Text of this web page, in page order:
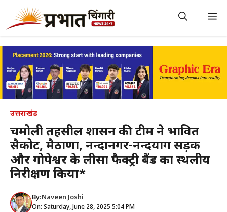
content
उत्तराखंड
चमोली तहसील प्रशासन की टीम ने प्रभावित
सैकोट, मैठाणा, नन्दानगर-नन्दप्रयाग सड़क
और गोपेश्वर के लीसा फैक्ट्री बैंड का स्थलीय
निरीक्षण किया*
By:Naveen Joshi
On: Saturday, June 28, 2025 5:04 PM